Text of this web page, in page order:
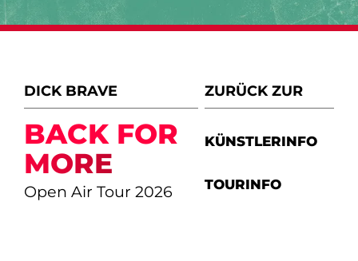
DICK BRAVE
BACK FOR
MORE
Open Air Tour 2026
ZURÜCK ZUR
KÜNSTLERINFO
TOURINFO